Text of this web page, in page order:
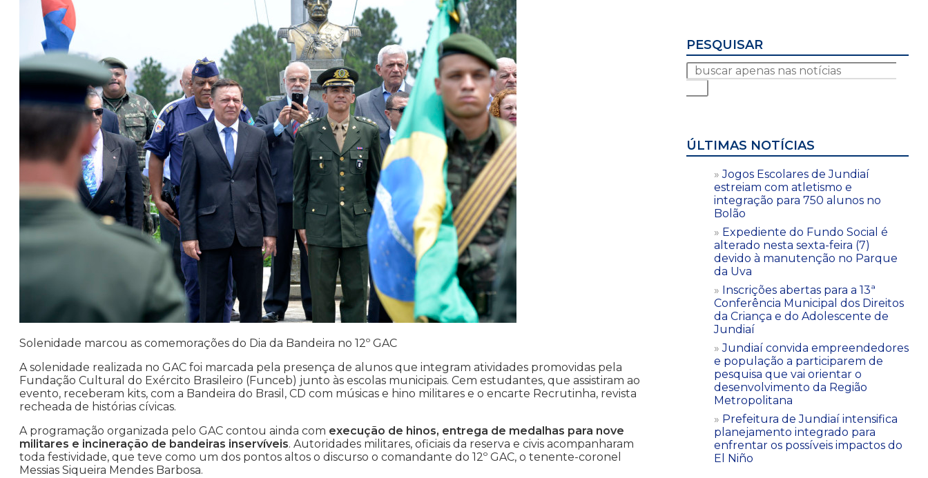
Solenidade marcou as comemorações do Dia da Bandeira no 12º GAC
A solenidade realizada no GAC foi marcada pela presença de alunos que integram atividades promovidas pela
Fundação Cultural do Exército Brasileiro (Funceb) junto às escolas municipais. Cem estudantes, que assistiram ao
evento, receberam kits, com a Bandeira do Brasil, CD com músicas e hino militares e o encarte Recrutinha, revista
recheada de histórias cívicas.
A programação organizada pelo GAC contou ainda com execução de hinos, entrega de medalhas para nove
militares e incineração de bandeiras inservíveis. Autoridades militares, oficiais da reserva e civis acompanharam
toda festividade, que teve como um dos pontos altos o discurso o comandante do 12º GAC, o tenente-coronel
Messias Siqueira Mendes Barbosa.
PESQUISAR
ÚLTIMAS NOTÍCIAS
Jogos Escolares de Jundiaí
estreiam com atletismo e
integração para 750 alunos no
Bolão
Expediente do Fundo Social é
alterado nesta sexta-feira (7)
devido à manutenção no Parque
da Uva
Inscrições abertas para a 13ª
Conferência Municipal dos Direitos
da Criança e do Adolescente de
Jundiaí
Jundiaí convida empreendedores
e população a participarem de
pesquisa que vai orientar o
desenvolvimento da Região
Metropolitana
Prefeitura de Jundiaí intensifica
planejamento integrado para
enfrentar os possíveis impactos do
El Niño